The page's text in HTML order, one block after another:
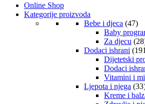
Online Shop
Kategorije proizvoda
Bebe i djeca (47)
Baby
Za djecu
Dodaci ishrani
Dijetetski
Dodaci
Vitamini i
Ljepota i njega
Kreme i